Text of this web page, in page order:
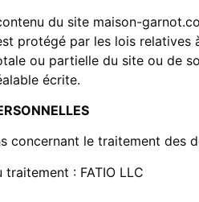
du site maison-
protégé par les lois
ou partielle du site ou de
écrite.
concernant le traitement des
traitement : FATIO LLC